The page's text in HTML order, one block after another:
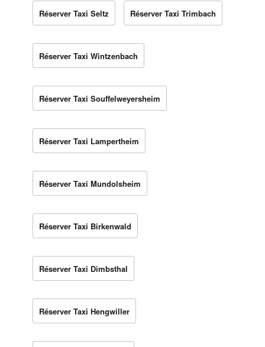
Réserver Taxi Seltz Réserver Taxi Trimbach
Réserver Taxi Wintzenbach
Réserver Taxi Souffelweyersheim
Réserver Taxi Lampertheim
Réserver Taxi Mundolsheim
Réserver Taxi Birkenwald
Réserver Taxi Dimbsthal
Réserver Taxi Hengwiller